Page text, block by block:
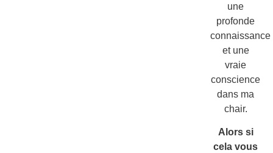
une
profonde
connaissance
et une
vraie
conscience
dans ma
chair.
Alors si
cela vous